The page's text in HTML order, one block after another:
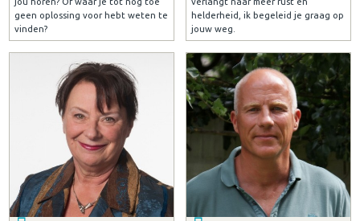
geen oplossing voor hebt weten te
vinden?
helderheid, ik begeleid je graag op
jouw weg.